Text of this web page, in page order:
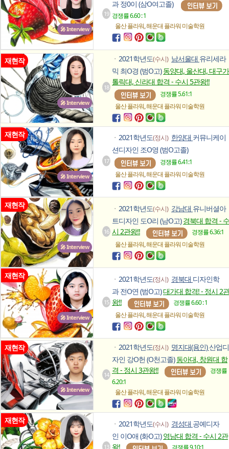
🎤 Interview
19
과 정0이 (삼O여고졸)
경쟁률 6.60 : 1
울산 플라워,해운대 플라워미술학원
🎤 Interview
재현작
18
ㆍ 2021학년도(수시) 남서울대 유리세라
믹 최O경 (범O고)동양대, 울산대, 대구가
톨릭대, 신라대 합격 - 수시 5관왕!!
경쟁률 5.61:1
울산 플라워,해운대 플라워미술학원
🎤 Interview
재현작
17
ㆍ 2021학년도(정시) 한양대 커뮤니케이
션디자인 조O영 (범O고졸)
경쟁률 6.41:1
울산 플라워,해운대 플라워미술학원
🎤 Interview
재현작
16
ㆍ 2021학년도(수시) 강남대 유니버셜아
트디자인 도O리 (남O고)경북대 합격 - 수
시 2관왕!!
경쟁률 6.36:1
울산 플라워,해운대 플라워미술학원
🎤 Interview
재현작
15
ㆍ 2021학년도(정시) 경북대 디자인학
과 전O연 (범O고)대가대 합격! - 정시 2관
왕!!
경쟁률 6.60 : 1
울산 플라워,해운대 플라워미술학원
🎤 Interview
재현작
14
ㆍ 2021학년도(정시) 명지대(용인)산업디
자인 강O헌 (O천고졸)동아대, 창원대 합
격 - 정시 3관왕!!
경쟁률
6.20:1
울산 플라워,해운대 플라워미술학원
재현작
13
ㆍ 2021학년도(수시) 경성대 공예디자
인 이O애 (화O고)영남대 합격 - 수시 2관
왕!
경쟁률 9.10:1